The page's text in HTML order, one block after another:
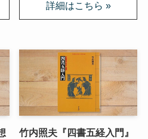
ータベース
竹内照夫『四書五経入門』